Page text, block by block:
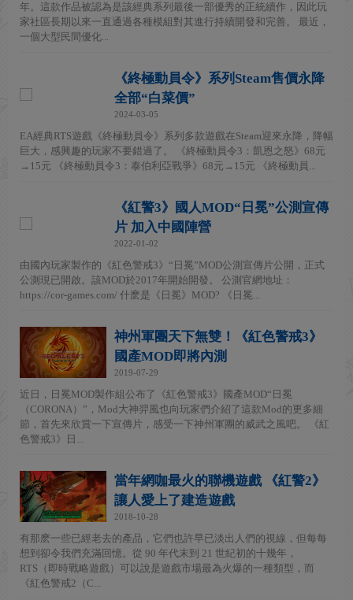
年。這款作品被認為是該經典系列最後一部優秀的正統續作，因此玩
家社區長期以來一直通過各種模組對其進行持續開發和完善。 最近，
一個大型民間優化...
《終極動員令》系列Steam售價永降
全部“白菜價”
2024-03-05
EA經典RTS遊戲《終極動員令》系列多款遊戲在Steam迎來永降，降幅
巨大，感興趣的玩家不要錯過了。 《終極動員令3：凱恩之怒》68元
→15元 《終極動員令3：泰伯利亞戰爭》68元→15元 《終極動員...
《紅警3》國人MOD“日冕”公測宣傳
片 加入中國陣營
2022-01-02
由國內玩家製作的《紅色警戒3》“日冕”MOD公測宣傳片公開，正式
公測現已開啟。該MOD於2017年開始開發。 公測官網地址：
https://cor-games.com/ 什麽是《日冕》MOD? 《日冕...
神州軍團天下無雙！《紅色警戒3》
國產MOD即將內測
2019-07-29
近日，日冕MOD製作組公布了《紅色警戒3》國產MOD“日冕
（CORONA）”，Mod大神羿風也向玩家們介紹了這款Mod的更多細
節，首先來欣賞一下宣傳片，感受一下神州軍團的威武之風吧。 《紅
色警戒3》日...
當年網咖最火的聯機遊戲 《紅警2》
讓人愛上了建造遊戲
2018-10-28
有那麽一些已經老去的產品，它們也許早已淡出人們的視線，但每每
想到卻令我們充滿回憶。從 90 年代末到 21 世紀初的十幾年，
RTS（即時戰略遊戲）可以說是遊戲市場最為火爆的一種類型，而
《紅色警戒2（C...